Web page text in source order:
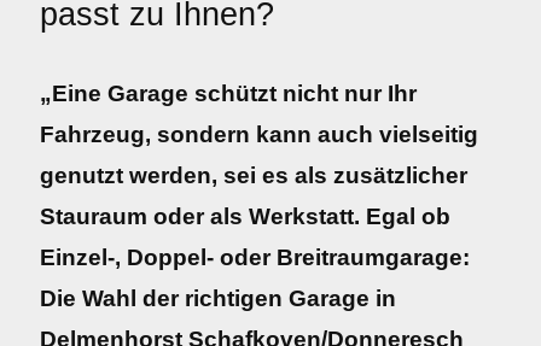
passt zu Ihnen?
„Eine Garage schützt nicht nur Ihr
Fahrzeug, sondern kann auch vielseitig
genutzt werden, sei es als zusätzlicher
Stauraum oder als Werkstatt. Egal ob
Einzel-, Doppel- oder Breitraumgarage:
Die Wahl der richtigen Garage in
Delmenhorst Schafkoven/Donneresch